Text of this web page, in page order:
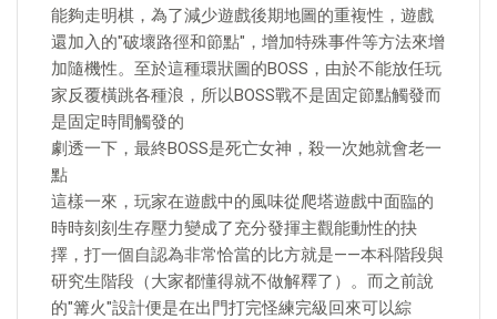
能夠走明棋，為了減少遊戲後期地圖的重複性，遊戲
還加入的"破壞路徑和節點"，增加特殊事件等方法來增
加隨機性。至於這種環狀圖的BOSS，由於不能放任玩
家反覆橫跳各種浪，所以BOSS戰不是固定節點觸發而
是固定時間觸發的
劇透一下，最終BOSS是死亡女神，殺一次她就會老一
點
這樣一來，玩家在遊戲中的風味從爬塔遊戲中面臨的
時時刻刻生存壓力變成了充分發揮主觀能動性的抉
擇，打一個自認為非常恰當的比方就是——本科階段與
研究生階段（大家都懂得就不做解釋了）。而之前說
的"篝火"設計便是在出門打完怪練完級回來可以綜